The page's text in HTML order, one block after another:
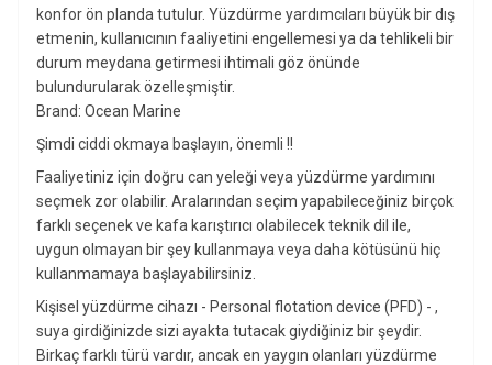
konfor ön planda tutulur. Yüzdürme yardımcıları büyük bir dış
etmenin, kullanıcının faaliyetini engellemesi ya da tehlikeli bir
durum meydana getirmesi ihtimali göz önünde
bulundurularak özelleşmiştir.
Brand: Ocean Marine
Şimdi ciddi okmaya başlayın, önemli !!
Faaliyetiniz için doğru can yeleği veya yüzdürme yardımını
seçmek zor olabilir. Aralarından seçim yapabileceğiniz birçok
farklı seçenek ve kafa karıştırıcı olabilecek teknik dil ile,
uygun olmayan bir şey kullanmaya veya daha kötüsünü hiç
kullanmamaya başlayabilirsiniz.
Kişisel yüzdürme cihazı - Personal flotation device (PFD) - ,
suya girdiğinizde sizi ayakta tutacak giydiğiniz bir şeydir.
Birkaç farklı türü vardır, ancak en yaygın olanları yüzdürme